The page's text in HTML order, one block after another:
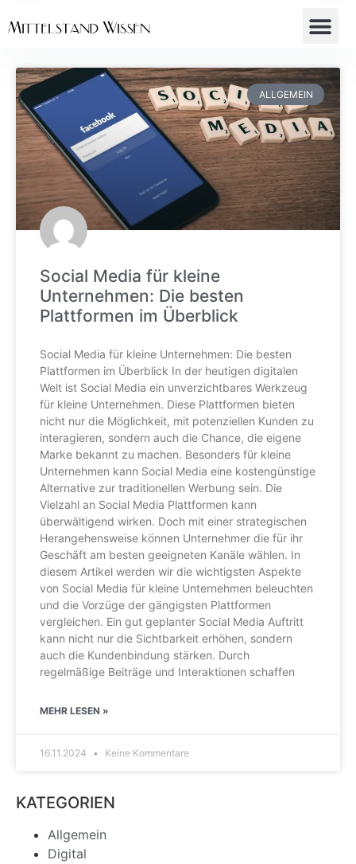
ALLGEMEIN
Social Media für kleine
Unternehmen: Die besten
Plattformen im Überblick
Social Media für kleine Unternehmen: Die besten
Plattformen im Überblick In der heutigen digitalen
Welt ist Social Media ein unverzichtbares Werkzeug
für kleine Unternehmen. Diese Plattformen bieten
nicht nur die Möglichkeit, mit potenziellen Kunden zu
interagieren, sondern auch die Chance, die eigene
Marke bekannt zu machen. Besonders für kleine
Unternehmen kann Social Media eine kostengünstige
Alternative zur traditionellen Werbung sein. Die
Vielzahl an Social Media Plattformen kann
überwältigend wirken. Doch mit einer strategischen
Herangehensweise können Unternehmer die für ihr
Geschäft am besten geeigneten Kanäle wählen. In
diesem Artikel werden wir die wichtigsten Aspekte
von Social Media für kleine Unternehmen beleuchten
und die Vorzüge der gängigsten Plattformen
vergleichen. Ein gut geplanter Social Media Auftritt
kann nicht nur die Sichtbarkeit erhöhen, sondern
auch die Kundenbindung stärken. Durch
regelmäßige Beiträge und Interaktionen schaffen
MEHR LESEN »
16.11.2024 Keine Kommentare
KATEGORIEN
Allgemein
Digital